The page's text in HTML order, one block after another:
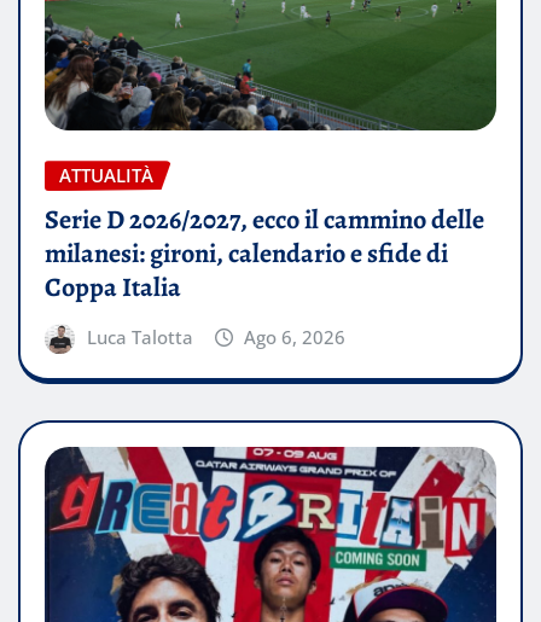
ATTUALITÀ
Serie D 2026/2027, ecco il cammino delle
milanesi: gironi, calendario e sfide di
Coppa Italia
Luca Talotta Ago 6, 2026